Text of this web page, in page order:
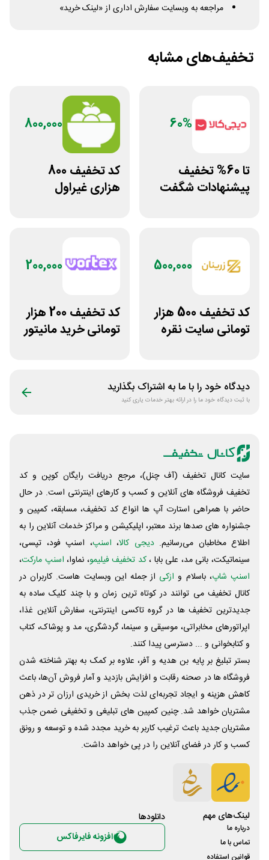
مراجعه به وبسایت سفارش اداری از «لینک خرید»
تخفیف‌های مشابه
60%
تا 60% تخفیف
پیشنهادات شگفت
800,000
کد تخفیف 800
هزاری غیراول
500,000
کد تخفیف 500 هزار
تومانی سایت نقره
200,000
کد تخفیف 200 هزار
تومانی خرید مانیتور
دیدگاه خود را با ما به اشتراک بگذارید
با ثبت دیدگاه خود ما را در ارائه بهتر خدمات یاری کنید
سایت کانال تخفیف (آف چنل)، مرجع دریافت رایگان کوپن و کد
تخفیف فروشگاه های آنلاین و کسب و‌ کارهای اینترنتی است. در حال
حاضر با همراهی استارت آپ ها انواع کد تخفیف، مسابقه، کمپین و
جشنواره های صدها برند معتبر، اپلیکیشن و مراکز خدمات آنلاین را به
اطلاع مخاطبان می‌رسانیم. دیجی کالا، اسنپ، اسنپ فود، تپسی،
سینماتیکت، بانی مد، علی‌ بابا ،کد تخفیف فیلیمو، نماوا، اسنپ مارکت،
اسنپ شاپ، باسلام و ازکی از جمله این وبسایت ‌هاست. کاربران در
کانال تخفیف می توانند در کوتاه ترین زمان و با چند کلیک ساده به
جدیدترین تخفیف ها در گروه تاکسی اینترنتی، سفارش آنلاین غذا،
اپراتورهای مخابراتی، موسیقی و سینما، گردشگری، مد و پوشاک، کتاب
و کتابخوانی و ... دسترسی پیدا کنند.
بستر تبلیغ بر پایه بن هدیه و آفر، علاوه بر کمک به بهتر شناخته شدن
فروشگاه ها در صحنه رقابت و افزایش بازدید و آمار فروش آن‌ها، باعث
کاهش هزینه و ایجاد تجربه‌ای لذت بخش از خریدی ارزان تر در ذهن
مشتریان خواهد شد. چنین کمپین های تبلیغی و تخفیفی ضمن جذب
مشتریان جدید باعث ترغیب کاربر به خرید مجدد شده و توسعه و رونق
کسب و کار در فضای آنلاین را در پی خواهد داشت.
لینک‌های مهم
درباره ما
تماس با ما
قوانین استفاده
دانلود‌ها
افزونه فایرفاکس